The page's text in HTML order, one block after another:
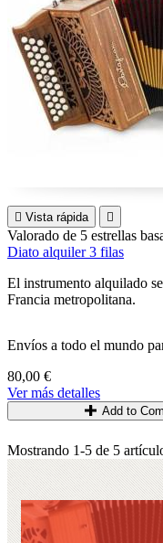
 Vista rápida 
Valorado de 5 estrellas
Diato alquiler 3 filas
El instrumento alquilado
Francia metropolitana.
Envíos a todo el mundo
80,00 €
Ver más detalles
Add to
Mostrando 1-5 de 5